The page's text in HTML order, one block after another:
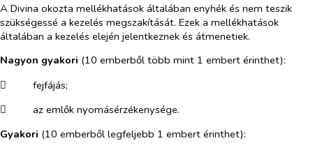
A Divina okozta mellékhatások általában enyhék és nem teszik
szükségessé a kezelés megszakítását. Ezek a mellékhatások
általában a kezelés elején jelentkeznek és átmenetiek.
Nagyon gyakori (10 emberből több mint 1 embert érinthet):
​
fejfájás;
​
az emlők nyomásérzékenysége.
Gyakori (10 emberből legfeljebb 1 embert érinthet):